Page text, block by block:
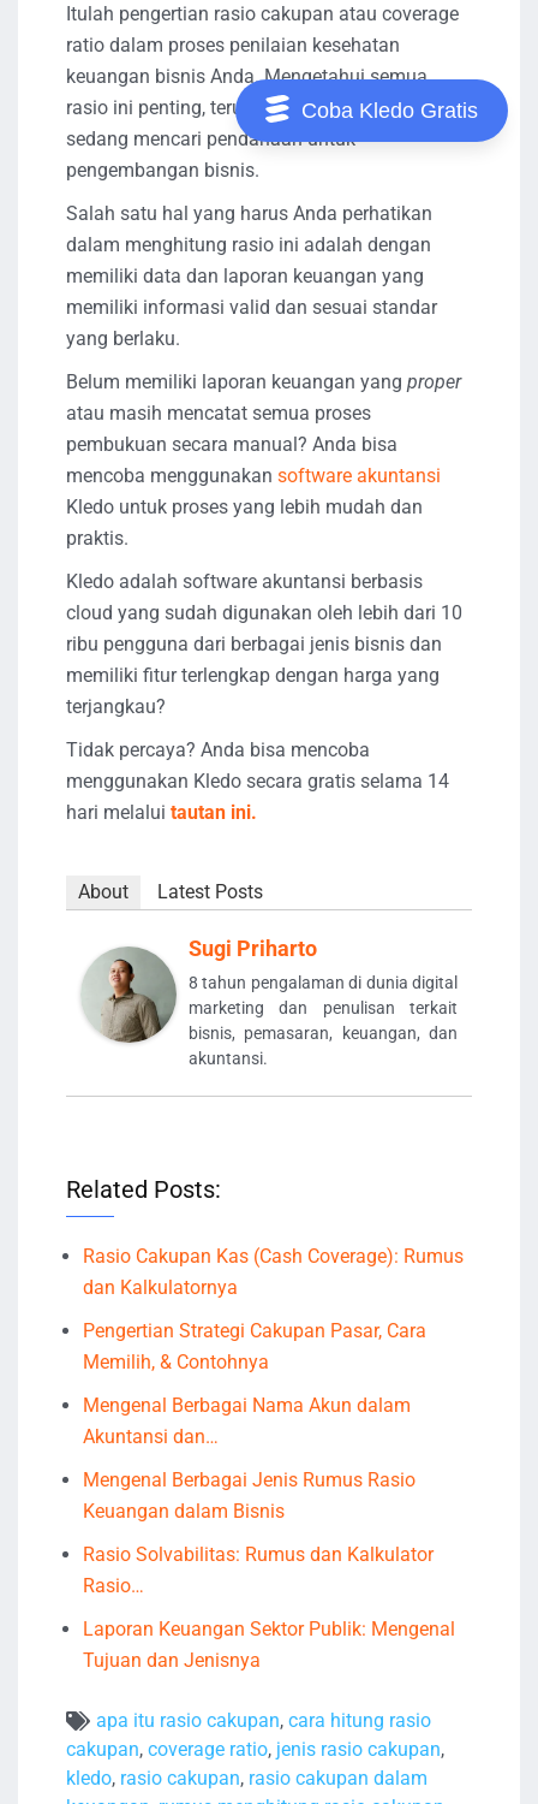
Itulah pengertian rasio cakupan atau coverage
ratio dalam proses penilaian kesehatan
keuangan bisnis Anda. Mengetahui semua
rasio ini penting, terutama jika bisnis Anda
sedang mencari pendanaan untuk
pengembangan bisnis.
Salah satu hal yang harus Anda perhatikan
dalam menghitung rasio ini adalah dengan
memiliki data dan laporan keuangan yang
memiliki informasi valid dan sesuai standar
yang berlaku.
Belum memiliki laporan keuangan yang proper
atau masih mencatat semua proses
pembukuan secara manual? Anda bisa
mencoba menggunakan software akuntansi
Kledo untuk proses yang lebih mudah dan
praktis.
Kledo adalah software akuntansi berbasis
cloud yang sudah digunakan oleh lebih dari 10
ribu pengguna dari berbagai jenis bisnis dan
memiliki fitur terlengkap dengan harga yang
terjangkau?
Tidak percaya? Anda bisa mencoba
menggunakan Kledo secara gratis selama 14
hari melalui tautan ini.
About Latest Posts
Sugi Priharto
8 tahun pengalaman di dunia digital
marketing dan penulisan terkait
bisnis, pemasaran, keuangan, dan
akuntansi.
Related Posts:
Rasio Cakupan Kas (Cash Coverage): Rumus
dan Kalkulatornya
Pengertian Strategi Cakupan Pasar, Cara
Memilih, & Contohnya
Mengenal Berbagai Nama Akun dalam
Akuntansi dan…
Mengenal Berbagai Jenis Rumus Rasio
Keuangan dalam Bisnis
Rasio Solvabilitas: Rumus dan Kalkulator
Rasio…
Laporan Keuangan Sektor Publik: Mengenal
Tujuan dan Jenisnya
apa itu rasio cakupan, cara hitung rasio
cakupan, coverage ratio, jenis rasio cakupan,
kledo, rasio cakupan, rasio cakupan dalam
Coba Kledo Gratis